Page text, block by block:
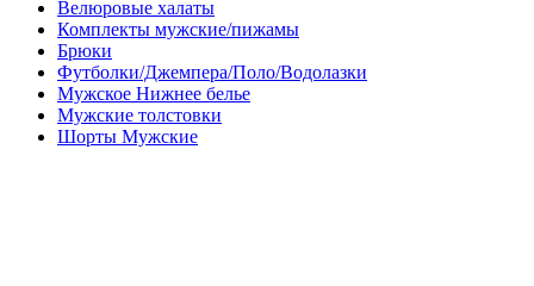
Велюровые халаты
Комплекты мужские/пижамы
Брюки
Футболки/Джемпера/Поло/Водолазки
Мужское Нижнее белье
Мужские толстовки
Шорты Мужские